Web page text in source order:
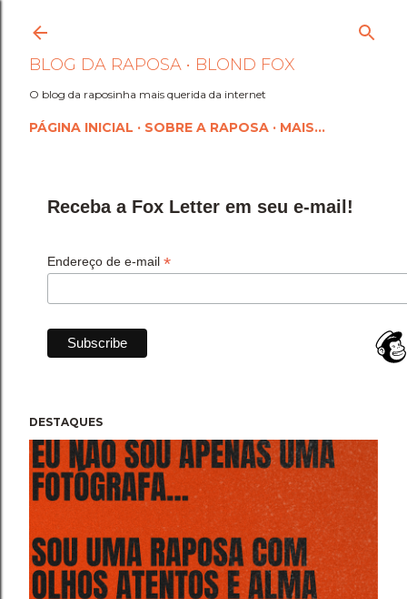
Pular para o conteúdo
BLOG DA RAPOSA • BLOND FOX
O blog da raposinha mais querida da internet
PÁGINA INICIAL SOBRE A RAPOSA MAIS…
Receba a Fox Letter em seu e-mail!
Endereço de e-mail *
DESTAQUES